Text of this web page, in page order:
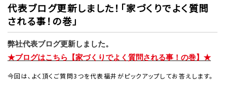
代表ブログ更新しました！「家づくりでよく質問
される事！の巻」
弊社代表ブログ更新しました。
★ブログはこちら【家づくりでよく質問される事！の巻】★
今回は、よく頂くご質問3つを代表福井がピックアップしてお答えします。